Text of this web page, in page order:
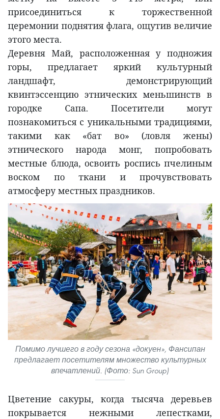
присоединиться к торжественной
церемонии поднятия флага, ощутив величие
этого места.
Деревня Май, расположенная у подножия
горы, предлагает яркий культурный
ландшафт, демонстрирующий
квинтэссенцию этнических меньшинств в
городке Сапа. Посетители могут
познакомиться с уникальными традициями,
такими как «бат во» (ловля жены)
этнического народа монг, попробовать
местные блюда, освоить роспись пчелиным
воском по ткани и прочувствовать
атмосферу местных праздников.
Помимо лучшего в году сезона «докуен», Фансипан
предлагает посетителям множество культурных
впечатлений. (Фото: Sun Group)
Цветение сакуры, когда тысяча деревьев
покрывается нежными лепестками,